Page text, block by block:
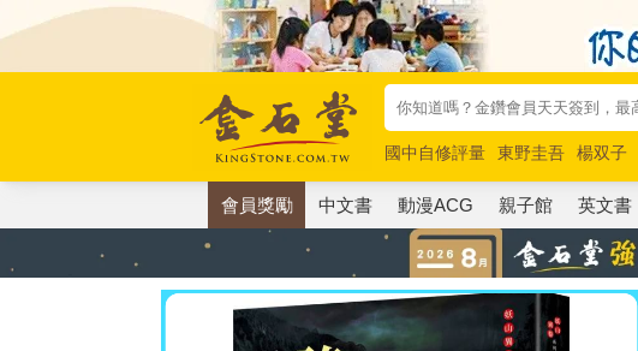
國中自修評量 東野圭吾 楊双子
唯紅花綻放
奧德賽 路邊攤新作
會員獎勵 中文書 動漫ACG 親子館 英文書